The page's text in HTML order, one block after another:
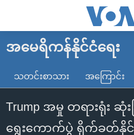
လွယ်ကူ
သည့်
များ
ပင်မ
မူလစာမျက်နှာ
ကမ္ဘာ့သတင်းများ
နိုင်ငံတကာ
ဗွီဒီယို
သတင်းလွတ်လပ်ခွင့်
အမေရိကန်နိုင်ငံရေး
သတင်းစာသား အကြောင်း
Trump အမှု တရားရုံး ဆုံ
ရွေးကောက်ပွဲ ရိုက်ခတ်နိုင်